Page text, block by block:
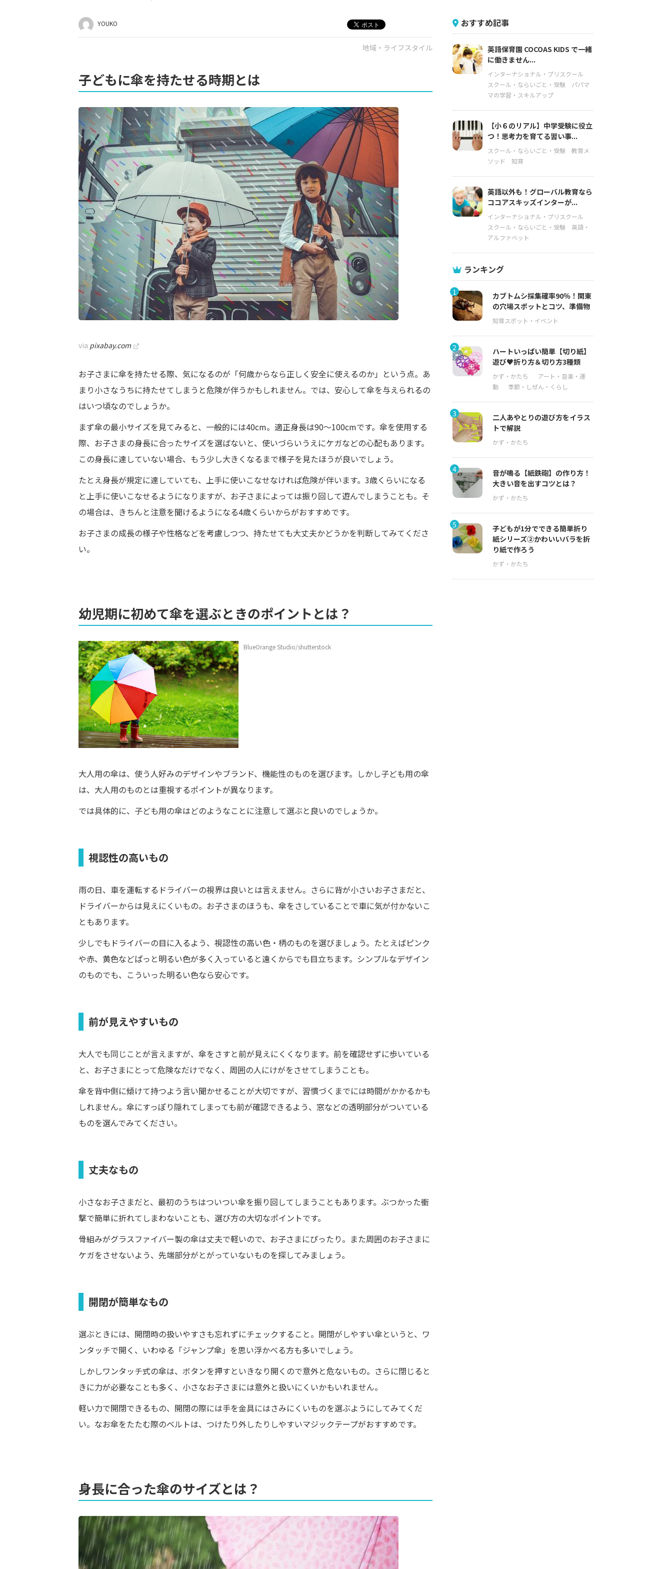
YOUKO
地域・ライフスタイル
子どもに傘を持たせる時期とは
via pixabay.com
お子さまに傘を持たせる際、気になるのが「何歳からなら正しく安全に使えるのか」という点。あ
まり小さなうちに持たせてしまうと危険が伴うかもしれません。では、安心して傘を与えられるの
はいつ頃なのでしょうか。
まず傘の最小サイズを見てみると、一般的には40cm。適正身長は90～100cmです。傘を使用する
際、お子さまの身長に合ったサイズを選ばないと、使いづらいうえにケガなどの心配もあります。
この身長に達していない場合、もう少し大きくなるまで様子を見たほうが良いでしょう。
たとえ身長が規定に達していても、上手に使いこなせなければ危険が伴います。3歳くらいになる
と上手に使いこなせるようになりますが、お子さまによっては振り回して遊んでしまうことも。そ
の場合は、きちんと注意を聞けるようになる4歳くらいからがおすすめです。
お子さまの成長の様子や性格などを考慮しつつ、持たせても大丈夫かどうかを判断してみてくださ
い。
幼児期に初めて傘を選ぶときのポイントとは？
BlueOrange Studio/shutterstock
大人用の傘は、使う人好みのデザインやブランド、機能性のものを選びます。しかし子ども用の傘
は、大人用のものとは重視するポイントが異なります。
では具体的に、子ども用の傘はどのようなことに注意して選ぶと良いのでしょうか。
視認性の高いもの
雨の日、車を運転するドライバーの視界は良いとは言えません。さらに背が小さいお子さまだと、
ドライバーからは見えにくいもの。お子さまのほうも、傘をさしていることで車に気が付かないこ
ともあります。
少しでもドライバーの目に入るよう、視認性の高い色・柄のものを選びましょう。たとえばピンク
や赤、黄色などぱっと明るい色が多く入っていると遠くからでも目立ちます。シンプルなデザイン
のものでも、こういった明るい色なら安心です。
前が見えやすいもの
大人でも同じことが言えますが、傘をさすと前が見えにくくなります。前を確認せずに歩いている
と、お子さまにとって危険なだけでなく、周囲の人にけがをさせてしまうことも。
傘を背中側に傾けて持つよう言い聞かせることが大切ですが、習慣づくまでには時間がかかるかも
しれません。傘にすっぽり隠れてしまっても前が確認できるよう、窓などの透明部分がついている
ものを選んでみてください。
丈夫なもの
小さなお子さまだと、最初のうちはついつい傘を振り回してしまうこともあります。ぶつかった衝
撃で簡単に折れてしまわないことも、選び方の大切なポイントです。
骨組みがグラスファイバー製の傘は丈夫で軽いので、お子さまにぴったり。また周囲のお子さまに
ケガをさせないよう、先端部分がとがっていないものを探してみましょう。
開閉が簡単なもの
選ぶときには、開閉時の扱いやすさも忘れずにチェックすること。開閉がしやすい傘というと、ワ
ンタッチで開く、いわゆる「ジャンプ傘」を思い浮かべる方も多いでしょう。
しかしワンタッチ式の傘は、ボタンを押すといきなり開くので意外と危ないもの。さらに閉じると
きに力が必要なことも多く、小さなお子さまには意外と扱いにくいかもいれません。
軽い力で開閉できるもの、開閉の際には手を金具にはさみにくいものを選ぶようにしてみてくだ
い。なお傘をたたむ際のベルトは、つけたり外したりしやすいマジックテープがおすすめです。
身長に合った傘のサイズとは？
おすすめ記事
英語保育園 COCOAS KIDS で一緒
に働きません...
インターナショナル・プリスクール
スクール・ならいごと・受験
パパマ
マの学習・スキルアップ
【小６のリアル】中学受験に役立
つ！思考力を育てる習い事...
スクール・ならいごと・受験
教育メ
ソッド
知育
英語以外も！グローバル教育なら
ココアスキッズインターが...
インターナショナル・プリスクール
スクール・ならいごと・受験
英語・
アルファベット
ランキング
1
カブトムシ採集確率90％！関東
の穴場スポットとコツ、準備物
2
ハートいっぱい簡単【切り紙】
遊び♥折り方＆切り方3種類
3
二人あやとりの遊び方をイラス
トで解説
4
音が鳴る【紙鉄砲】の作り方！
大きい音を出すコツとは？
5
子どもが1分でできる簡単折り
紙シリーズ②かわいいバラを折
り紙で作ろう